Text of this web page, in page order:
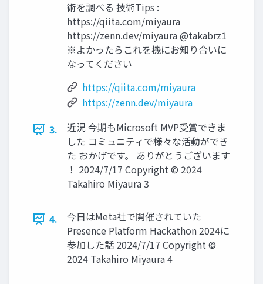
術を調べる 技術Tips :
https://qiita.com/miyaura
https://zenn.dev/miyaura @takabrz1
※よかったらこれを機にお知り合いに
なってください
https://qiita.com/miyaura
https://zenn.dev/miyaura
3.
近況 今期もMicrosoft MVP受賞できま
した コミュニティで様々な活動ができ
た おかげです。 ありがとうございます
！ 2024/7/17 Copyright © 2024
Takahiro Miyaura 3
4.
今日はMeta社で開催されていた
Presence Platform Hackathon 2024に
参加した話 2024/7/17 Copyright ©
2024 Takahiro Miyaura 4